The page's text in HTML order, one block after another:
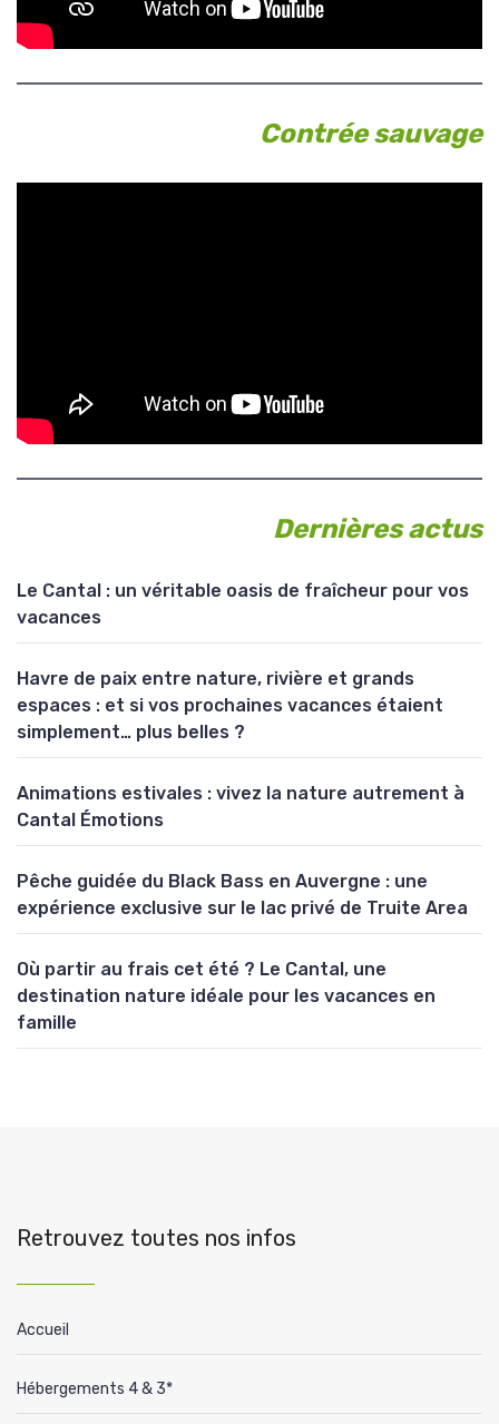
Contrée sauvage
Dernières actus
Le Cantal : un véritable oasis de fraîcheur pour vos
vacances
Havre de paix entre nature, rivière et grands
espaces : et si vos prochaines vacances étaient
simplement… plus belles ?
Animations estivales : vivez la nature autrement à
Cantal Émotions
Pêche guidée du Black Bass en Auvergne : une
expérience exclusive sur le lac privé de Truite Area
Où partir au frais cet été ? Le Cantal, une
destination nature idéale pour les vacances en
famille
Retrouvez toutes nos infos
Accueil
Hébergements 4 & 3*